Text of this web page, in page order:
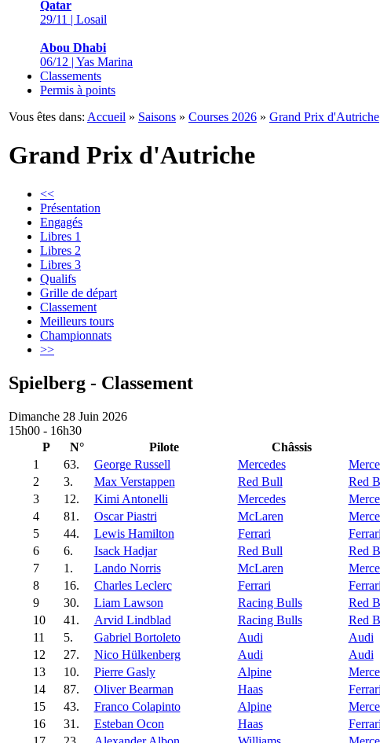
Qatar
29/11 | Losail
Abou Dhabi
06/12 | Yas Marina
Classements
Permis à points
Vous êtes dans: Accueil » Saisons » Courses 2026 » Grand Prix d'Autriche
Grand Prix d'Autriche
<<
Présentation
Engagés
Libres 1
Libres 2
Libres 3
Qualifs
Grille de départ
Classement
Meilleurs tours
Championnats
>>
Spielberg - Classement
Dimanche 28 Juin 2026
15h00 - 16h30
P
N° Pilote Châssis
1
63. George Russell Mercedes
2
3. Max Verstappen Red Bull Red
3
12. Kimi Antonelli Mercedes
4
81. Oscar Piastri McLaren
5
44. Lewis Hamilton Ferrari Ferrari
6
6. Isack Hadjar Red Bull Red
7
1. Lando Norris McLaren
8
16. Charles Leclerc Ferrari Ferrari
9
30. Liam Lawson Racing Bulls Red
10
41. Arvid Lindblad Racing Bulls Red
11
5. Gabriel Bortoleto Audi Audi
12
27. Nico Hülkenberg Audi Audi
13
10. Pierre Gasly Alpine
14
87. Oliver Bearman Haas Ferrari
15
43. Franco Colapinto Alpine
16
31. Esteban Ocon Haas Ferrari